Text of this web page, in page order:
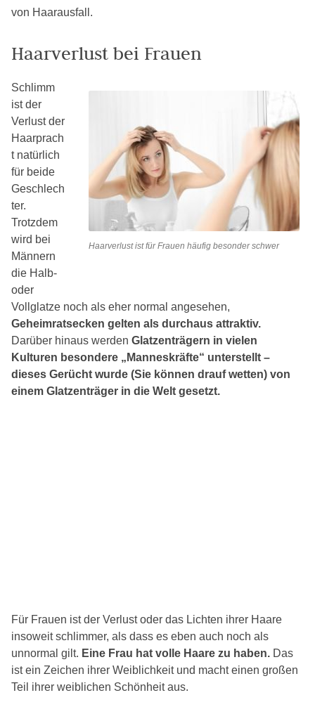
von Haarausfall.
Haarverlust bei Frauen
Haarverlust ist für Frauen häufig besonder schwer
Schlimm
ist der
Verlust der
Haarprach
t natürlich
für beide
Geschlech
ter.
Trotzdem
wird bei
Männern
die Halb-
oder
Vollglatze noch als eher normal angesehen,
Geheimratsecken gelten als durchaus attraktiv.
Darüber hinaus werden Glatzenträgern in vielen
Kulturen besondere „Manneskräfte“ unterstellt –
dieses Gerücht wurde (Sie können drauf wetten) von
einem Glatzenträger in die Welt gesetzt.
Für Frauen ist der Verlust oder das Lichten ihrer Haare
insoweit schlimmer, als dass es eben auch noch als
unnormal gilt. Eine Frau hat volle Haare zu haben. Das
ist ein Zeichen ihrer Weiblichkeit und macht einen großen
Teil ihrer weiblichen Schönheit aus.